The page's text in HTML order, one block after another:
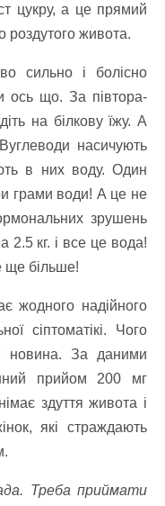
цукру, а це прямий
роздутого живота.
сильно і болісно
ось що. За півтора-
на білкову їжу. А
насичують
в них воду. Один
грами води! А це не
зрушень
2.5 кг. і все це вода!
ще більше!
жодного надійного
сіптоматікі. Чого
новина. За даними
прийом 200 мг
здуття живота і
які страждають
Треба приймати